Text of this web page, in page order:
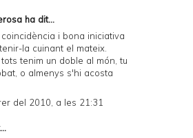
ha dit...
i bona iniciativa
la cuinant el mateix.
tenim un doble al món, tu
o almenys s'hi acosta
del 2010, a les 21:31